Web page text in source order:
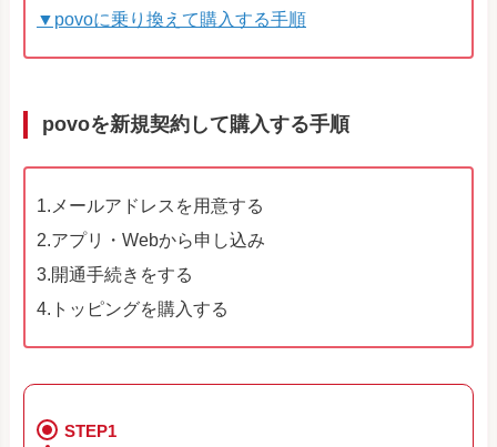
▼povoに乗り換えて購入する手順
povoを新規契約して購入する手順
1.メールアドレスを用意する
2.アプリ・Webから申し込み
3.開通手続きをする
4.トッピングを購入する
STEP1